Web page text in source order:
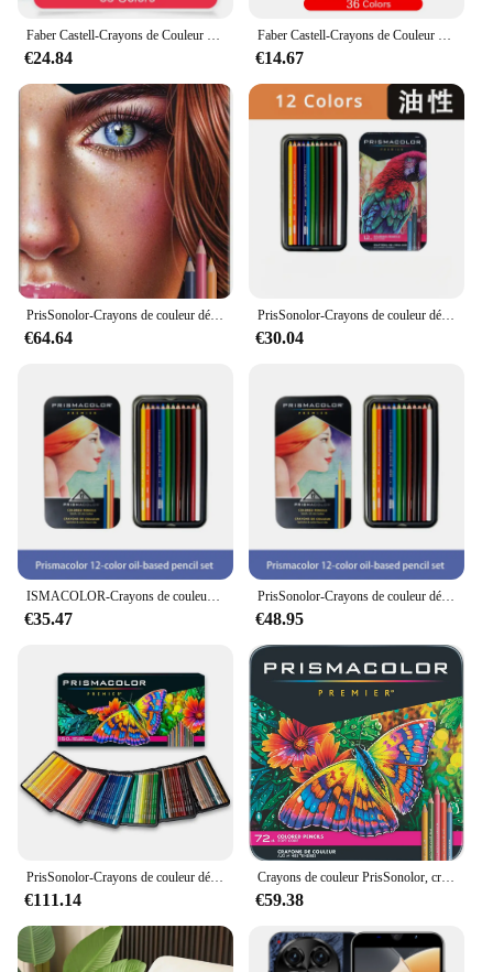
€24.84 €14.67
PrisSonolor-Crayons de couleur détendus originaux, fournitures d'art pour le dessin, l'esquisse, la coloration adulte, 18 boîtes, 36 couleurs, 72 couleurs, 150 couleurs
€64.64
PrisSonolor-Crayons de couleur détendus, noyau souple, fournitures d'art, ensemble de crayons à dessin, couleurs professionnelles, 12 paquets, 48 paquets, 72 paquets
€30.04
ISMACOLOR-Crayons de couleur à base d'huile de Prisma, fournitures artistiques détendues pour dessin, croquis, coloriage pour adultes, crayon à documents à noyau souple
€35.47
PrisSonolor-Crayons de couleur décontractés, noyau optique doux, matériel de dessin résistant à la lumière, couleurs à l'huile, USA, 12 couleurs, 24 couleurs, 48 couleurs, 72 couleurs, 132/150 couleurs
€48.95
PrisSonolor-Crayons de couleur détendus pour adultes, noyau souple, résistant à la lumière, ultra-lisse, nettoyage de coloration, 150 unités
€111.14
Crayons de couleur PrisSonolor, crayons souples détendus, assortis, 72 pièces
€59.38